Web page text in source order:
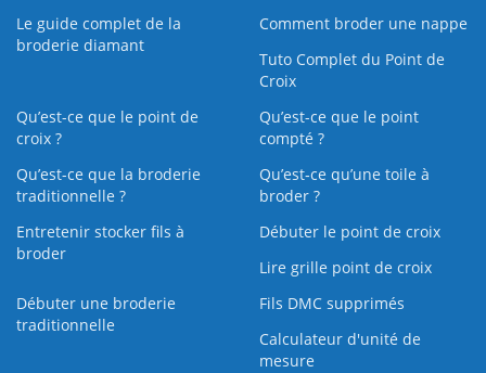
Le guide complet de la
broderie diamant
Comment broder une nappe
Tuto Complet du Point de
Croix
Qu’est-ce que le point de
croix ?
Qu’est-ce que le point
compté ?
Qu’est-ce que la broderie
traditionnelle ?
Qu’est‑ce qu’une toile à
broder ?
Entretenir stocker fils à
broder
Débuter le point de croix
Lire grille point de croix
Débuter une broderie
traditionnelle
Fils DMC supprimés
Calculateur d'unité de
mesure